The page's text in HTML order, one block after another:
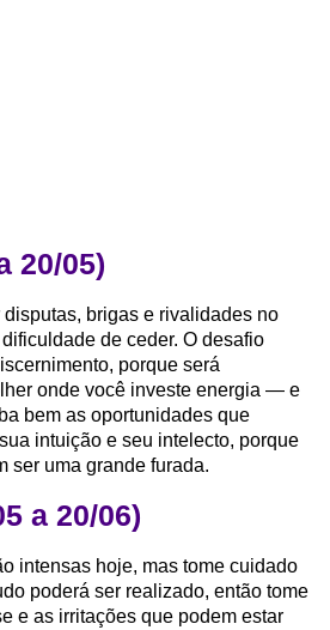
20/05)
brigas e rivalidades no
de ceder. O desafio
porque será
onde você investe energia — e
bem as oportunidades que
intuição e seu intelecto, porque
ser uma grande furada.
a 20/06)
intensas hoje, mas tome cuidado
poderá ser realizado, então tome
e as irritações que podem estar